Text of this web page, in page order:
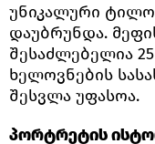
უნიკალური
დაუბრუნდა.
შესაძლებელია
ხელოვნების
შესვლა უფასოა.
პორტრეტის